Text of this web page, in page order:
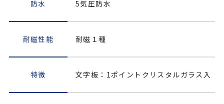
防水 5気圧防水
耐磁性能 耐磁１種
特徴 文字板：1ポイントクリスタルガラス入